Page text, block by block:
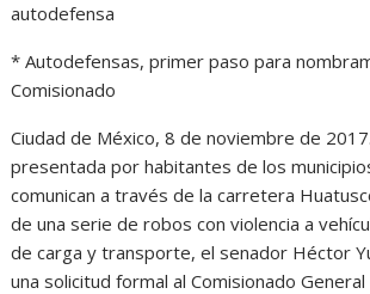
autodefensa
* Autodefensas, primer paso para
Comisionado
Ciudad de México, 8 de noviembre de
presentada por habitantes de los
comunican a través de la carretera
de una serie de robos con violencia a
de carga y transporte, el senador Héctor
una solicitud formal al Comisionado General